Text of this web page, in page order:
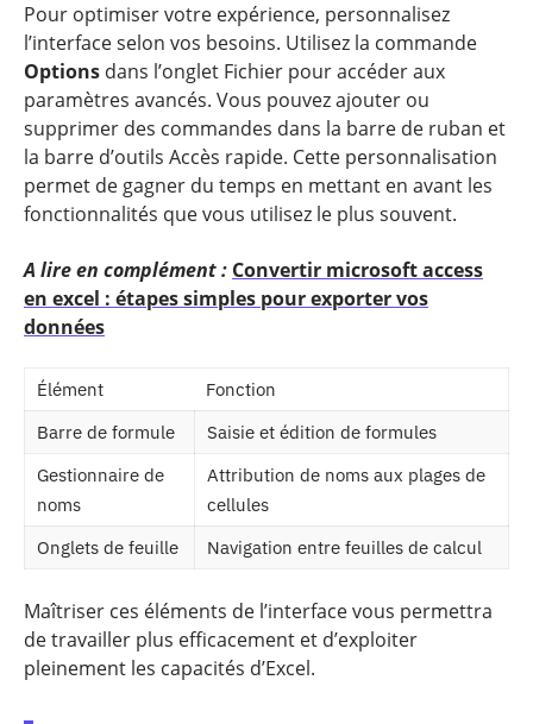
Pour optimiser votre expérience, personnalisez
l’interface selon vos besoins. Utilisez la commande
Options dans l’onglet Fichier pour accéder aux
paramètres avancés. Vous pouvez ajouter ou
supprimer des commandes dans la barre de ruban et
la barre d’outils Accès rapide. Cette personnalisation
permet de gagner du temps en mettant en avant les
fonctionnalités que vous utilisez le plus souvent.
A lire en complément : Convertir microsoft access
en excel : étapes simples pour exporter vos
données
Élément
Fonction
Barre de formule
Saisie et édition de formules
Gestionnaire de
noms
Attribution de noms aux plages de
cellules
Onglets de feuille
Navigation entre feuilles de calcul
Maîtriser ces éléments de l’interface vous permettra
de travailler plus efficacement et d’exploiter
pleinement les capacités d’Excel.